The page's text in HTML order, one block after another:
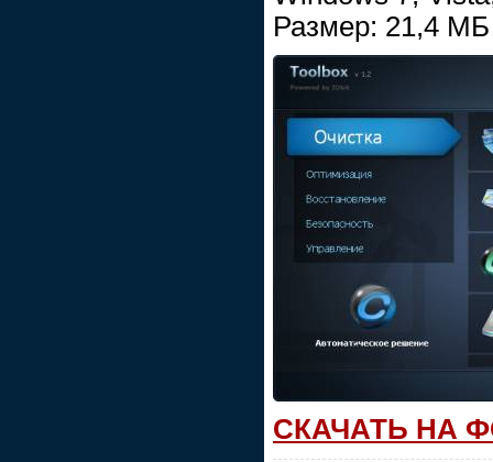
Размер: 21,4 МБ
СКАЧАТЬ НА